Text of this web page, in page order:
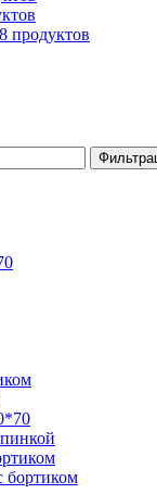
8 продуктов
бортиком